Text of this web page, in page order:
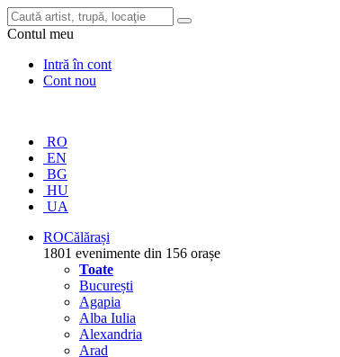
Contul meu
Intră în cont
Cont nou
RO
EN
BG
HU
UA
ROCălărași
1801 evenimente din 156 orașe
Toate
București
Agapia
Alba Iulia
Alexandria
Arad